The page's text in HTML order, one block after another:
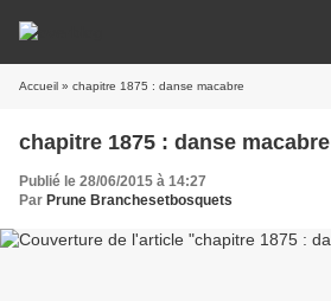
Accueil » chapitre 1875 : danse macabre
chapitre 1875 : danse macabre
Publié le 28/06/2015 à 14:27
Par Prune Branchesetbosquets